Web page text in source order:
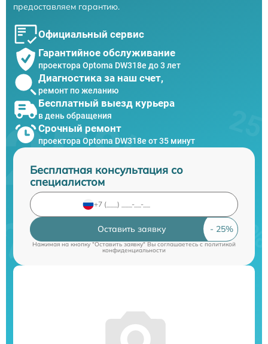
предоставляем гарантию.
Официальный сервис
Гарантийное обслуживание
проектора Optoma DW318e до 3 лет
Диагностика за наш счет,
ремонт по желанию
Бесплатный выезд курьера
в день обращения
Срочный ремонт
проектора Optoma DW318e от 35 минут
Бесплатная консультация со
специалистом
Оставить заявку
Нажимая на кнопку "Оставить заявку" Вы соглашаетесь cполитикой
конфиденциальности